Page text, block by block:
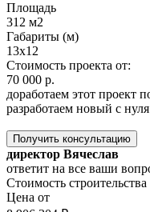
Площадь
312 м2
Габариты (м)
13х12
Стоимость проекта от:
70 000 р.
доработаем этот
разработаем новый с нуля
Получить консультацию
директор Вячеслав
ответит на все ваши
Стоимость строительства
Цена от